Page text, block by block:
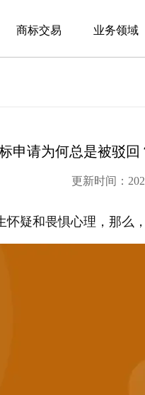
商标交易 业务领域
申请为何总是被驳回
更新时间：
疑和畏惧心理，那么